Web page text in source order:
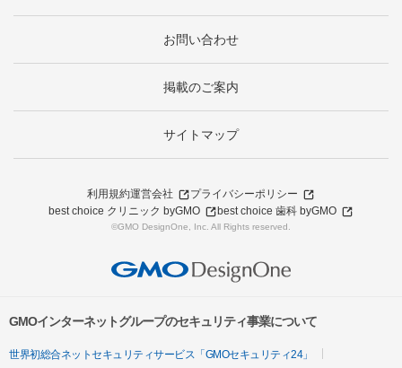
お問い合わせ
掲載のご案内
サイトマップ
利用規約運営会社
プライバシーポリシー
best choice クリニック byGMO
best choice 歯科 byGMO
©GMO DesignOne, Inc. All Rights reserved.
GMOインターネットグループのセキュリティ事業について
世界初総合ネットセキュリティサービス「GMOセキュリティ24」